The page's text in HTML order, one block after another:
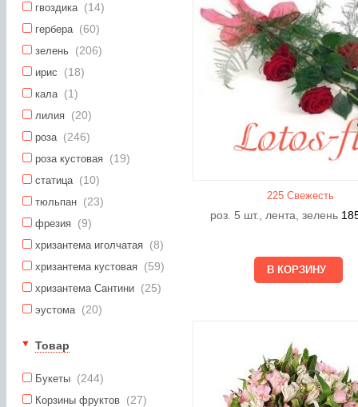
гвоздика (14)
гербера (60)
зелень (206)
ирис (18)
кала (1)
лилия (20)
роза (246)
роза кустовая (19)
статица (10)
тюльпан (23)
фрезия (9)
хризантема иголчатая (8)
хризантема кустовая (59)
хризантема Сантини (25)
эустома (20)
Товар
Букеты (244)
Корзины фруктов (27)
225 Свежесть
роз. 5 шт., лента, зелень